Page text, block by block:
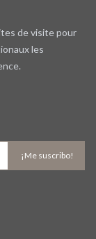
de visite pour
les